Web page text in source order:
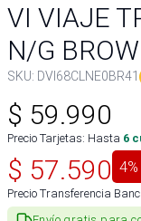
VI VIAJE
N/G
SKU: DVI68CLNE0BR41
$ 59.990
Precio Tarjetas: Hasta 6
$ 57.590 4
Precio Transferencia